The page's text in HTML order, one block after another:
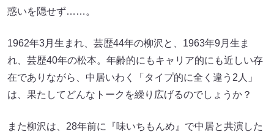
惑いを隠せず……。
1962年3月生まれ、芸歴44年の柳沢と、1963年9月生ま
れ、芸歴40年の松本。年齢的にもキャリア的にも近しい存
在でありながら、中居いわく「タイプ的に全く違う2人」
は、果たしてどんなトークを繰り広げるのでしょうか？
また柳沢は、28年前に『味いちもんめ』で中居と共演した